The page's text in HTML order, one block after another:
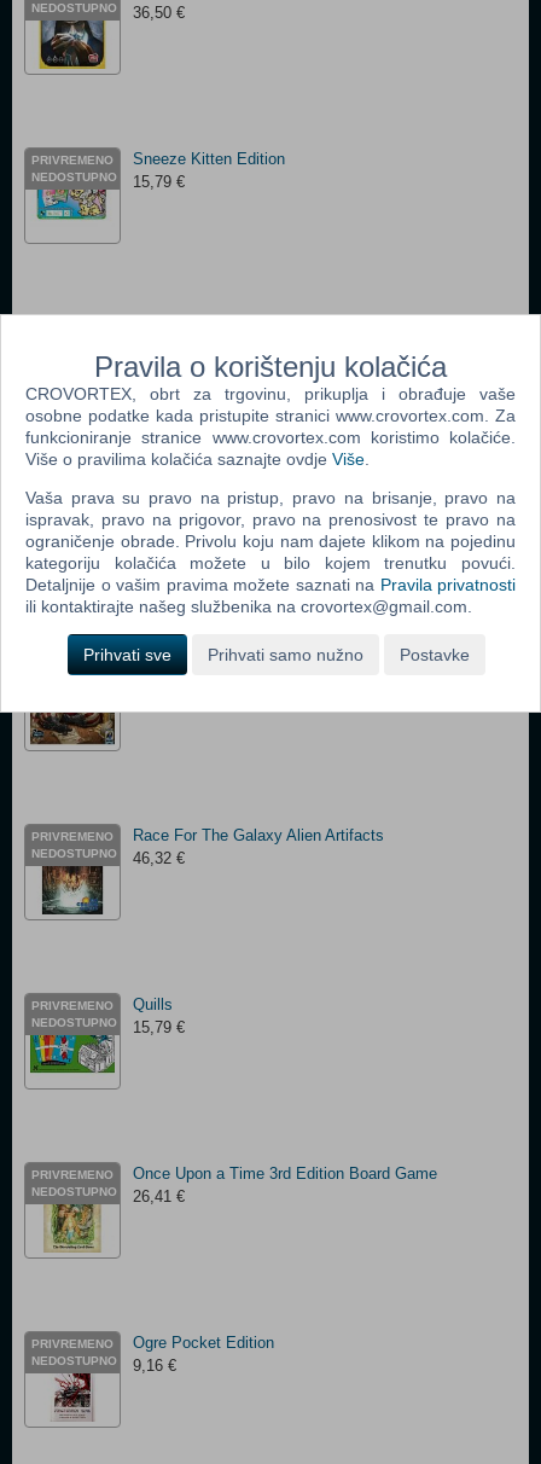
NEDOSTUPNO 36,50 €
PRIVREMENO
NEDOSTUPNO
Sneeze Kitten Edition
15,79 €
PRIVREMENO
NEDOSTUPNO
Skull Game
26,41 €
Sheriff Of Nottingham Board Game
PRIVREMENO
NEDOSTUPNO
Race For The Galaxy Alien Artifacts
46,32 €
PRIVREMENO
NEDOSTUPNO
Quills
15,79 €
PRIVREMENO
NEDOSTUPNO
Once Upon a Time 3rd Edition Board Game
26,41 €
PRIVREMENO
NEDOSTUPNO
Ogre Pocket Edition
9,16 €
Pravila o korištenju kolačića
CROVORTEX, obrt za trgovinu, prikuplja i obrađuje vaše
osobne podatke kada pristupite stranici www.crovortex.com. Za
funkcioniranje stranice www.crovortex.com koristimo kolačiće.
Više o pravilima kolačića saznajte ovdje Više
Vaša prava su pravo na pristup, pravo na brisanje, pravo na
ispravak, pravo na prigovor, pravo na prenosivost te pravo na
ograničenje obrade. Privolu koju nam dajete klikom na pojedinu
kategoriju kolačića možete u bilo kojem trenutku povući.
Detaljnije o vašim pravima možete saznati na Pravila privatnosti
ili kontaktirajte našeg službenika na crovortex@gmail.com.
Prihvati sve Prihvati samo nužno Postavke